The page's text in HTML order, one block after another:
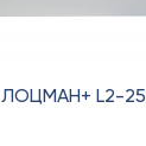
ЛОЦМАН+ L2-25